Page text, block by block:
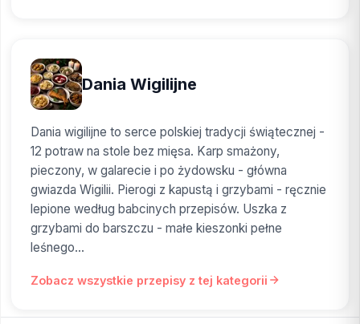
Dania Wigilijne
Dania wigilijne to serce polskiej tradycji świątecznej -
12 potraw na stole bez mięsa. Karp smażony,
pieczony, w galarecie i po żydowsku - główna
gwiazda Wigilii. Pierogi z kapustą i grzybami - ręcznie
lepione według babcinych przepisów. Uszka z
grzybami do barszczu - małe kieszonki pełne
leśnego...
Zobacz wszystkie przepisy z tej kategorii